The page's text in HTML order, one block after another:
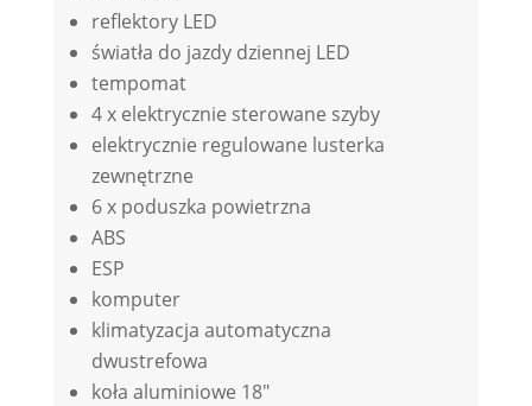
reflektory LED
światła do jazdy dziennej LED
tempomat
4 x elektrycznie sterowane szyby
elektrycznie regulowane lusterka
zewnętrzne
6 x poduszka powietrzna
ABS
ESP
komputer
klimatyzacja automatyczna
dwustrefowa
koła aluminiowe 18″